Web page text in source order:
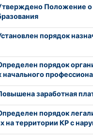
Положение о
порядок
порядок
начального
заработная
порядок
территории КР с